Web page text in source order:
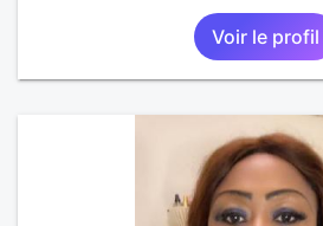
Voir le profil